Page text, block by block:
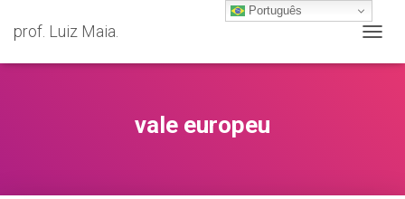
prof. Luiz Maia.
vale europeu
Português